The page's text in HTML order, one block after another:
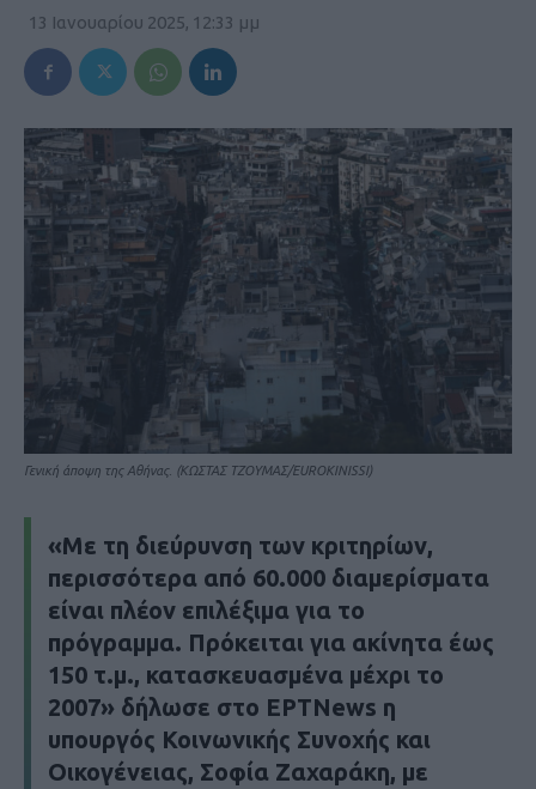
13 Ιανουαρίου 2025, 12:33 μμ
Γενική άποψη της Αθήνας. (ΚΩΣΤΑΣ ΤΖΟΥΜΑΣ/EUROKINISSI)
«Με τη διεύρυνση των κριτηρίων,
περισσότερα από 60.000 διαμερίσματα
είναι πλέον επιλέξιμα για το
πρόγραμμα. Πρόκειται για ακίνητα έως
150 τ.μ., κατασκευασμένα μέχρι το
2007» δήλωσε στο ΕΡΤΝews η
υπουργός Κοινωνικής Συνοχής και
Οικογένειας, Σοφία Ζαχαράκη, με